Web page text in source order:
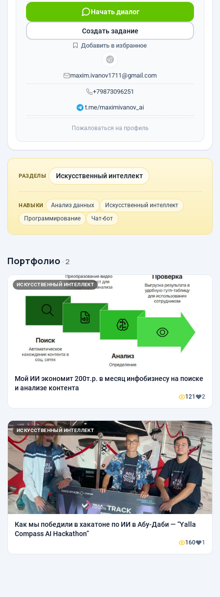
+79873096251
Начать диалог
maxim.ivanov1711@gmail.com
t.me/maximivanov_ai
Создать задание
Добавить в избранное
Пожаловаться на профиль
РАЗДЕЛЫ Искусственный интеллект
НАВЫКИ Анализ данных
Искусственный интеллект
Программирование
Чат-бот
Портфолио · 2
ИСКУССТВЕННЫЙ ИНТЕЛЛЕКТ
Мой ИИ экономит 200т.р. в месяц инфобизнесу на поиске
и анализе контента
121 2
ИСКУССТВЕННЫЙ ИНТЕЛЛЕКТ
Как мы победили в хакатоне по ИИ в Абу-Даби — “Yalla
Compass AI Hackathon”
160 1